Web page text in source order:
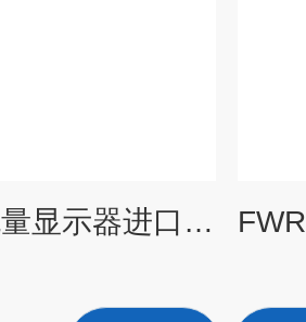
FWR系列流量显示器进口显示仪